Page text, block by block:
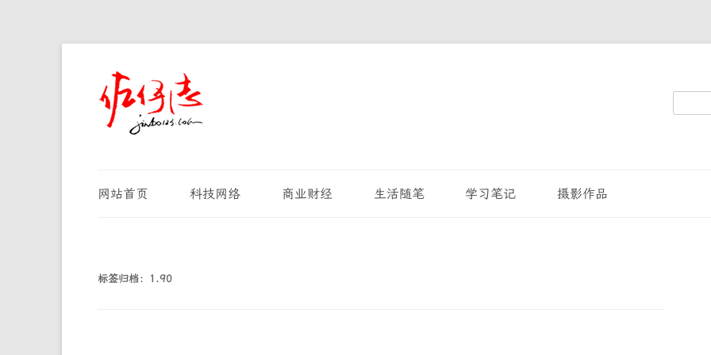
搜
网站首页 科技网络 商业财经 生活随笔 学习笔记 摄影作品
标签归档： 1.90